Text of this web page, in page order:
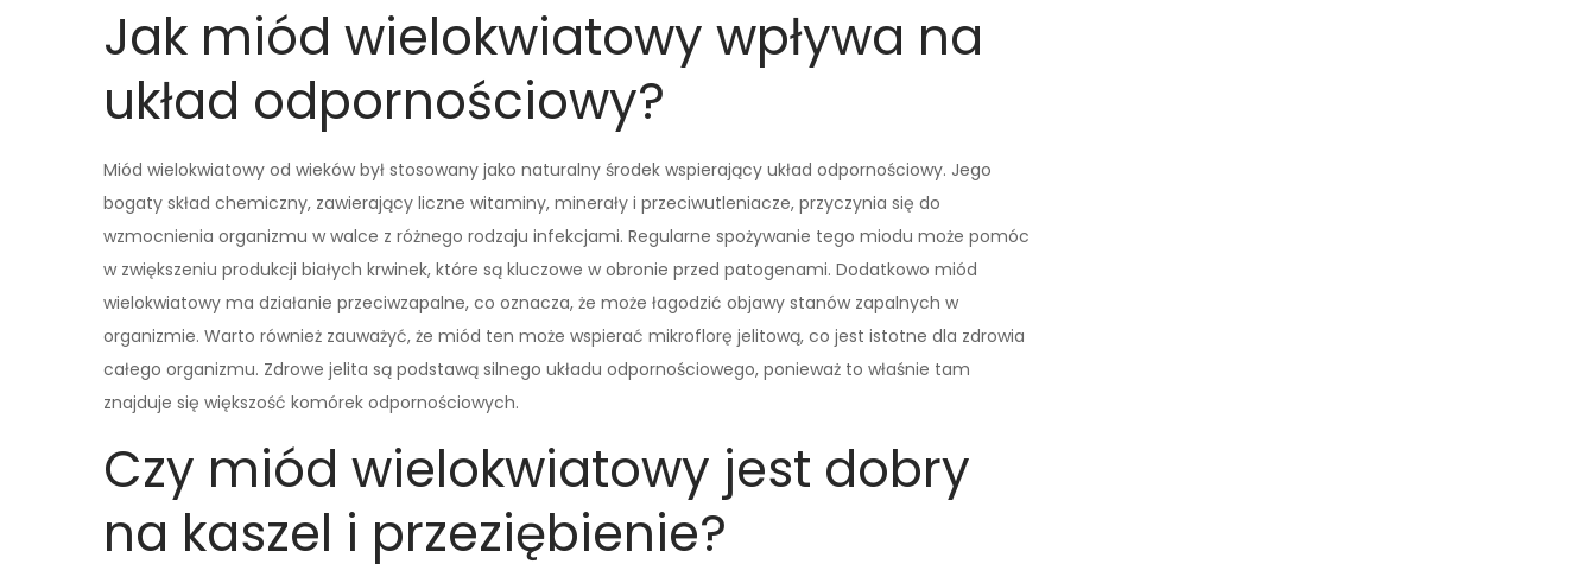
Jak miód wielokwiatowy wpływa na
układ odpornościowy?
Miód wielokwiatowy od wieków był stosowany jako naturalny środek wspierający układ odpornościowy. Jego
bogaty skład chemiczny, zawierający liczne witaminy, minerały i przeciwutleniacze, przyczynia się do
wzmocnienia organizmu w walce z różnego rodzaju infekcjami. Regularne spożywanie tego miodu może pomóc
w zwiększeniu produkcji białych krwinek, które są kluczowe w obronie przed patogenami. Dodatkowo miód
wielokwiatowy ma działanie przeciwzapalne, co oznacza, że może łagodzić objawy stanów zapalnych w
organizmie. Warto również zauważyć, że miód ten może wspierać mikroflorę jelitową, co jest istotne dla zdrowia
całego organizmu. Zdrowe jelita są podstawą silnego układu odpornościowego, ponieważ to właśnie tam
znajduje się większość komórek odpornościowych.
Czy miód wielokwiatowy jest dobry
na kaszel i przeziębienie?